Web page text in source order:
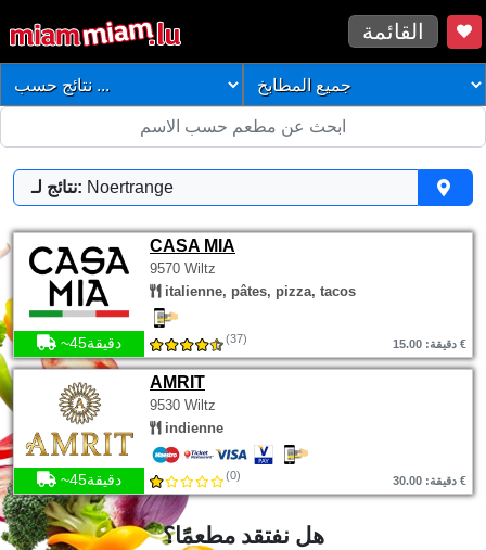
القائمة
نتائج لـ: Noertrange
CASA MIA
9570 Wiltz
italienne, pâtes, pizza, tacos
~45دقيقة (37) دقيقة: 15.00 €
AMRIT
9530 Wiltz
indienne
~45دقيقة (0) دقيقة: 30.00 €
هل نفتقد مطعمًا؟